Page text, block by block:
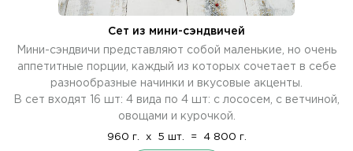
Сет из мини-сэндвичей
Мини-сэндвичи представляют собой маленькие, но очень
аппетитные порции, каждый из которых сочетает в себе
разнообразные начинки и вкусовые акценты.
В сет входят 16 шт: 4 вида по 4 шт: с лососем, с ветчиной,
овощами и курочкой.
960 г. x 5 шт. = 4 800 г.